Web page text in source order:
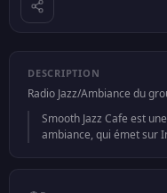
DESCRIPTION
Radio Jazz/Ambiance du
Smooth Jazz Cafe est
ambiance, qui émet sur